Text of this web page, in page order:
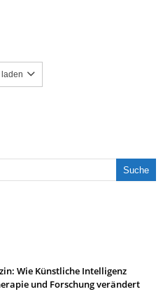
laden
Wie Künstliche Intelligenz
und Forschung verändert